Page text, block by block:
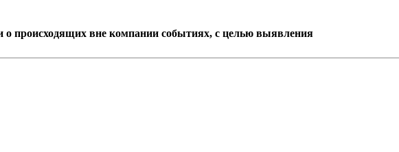
о происходящих вне компании событиях, с целью выявления